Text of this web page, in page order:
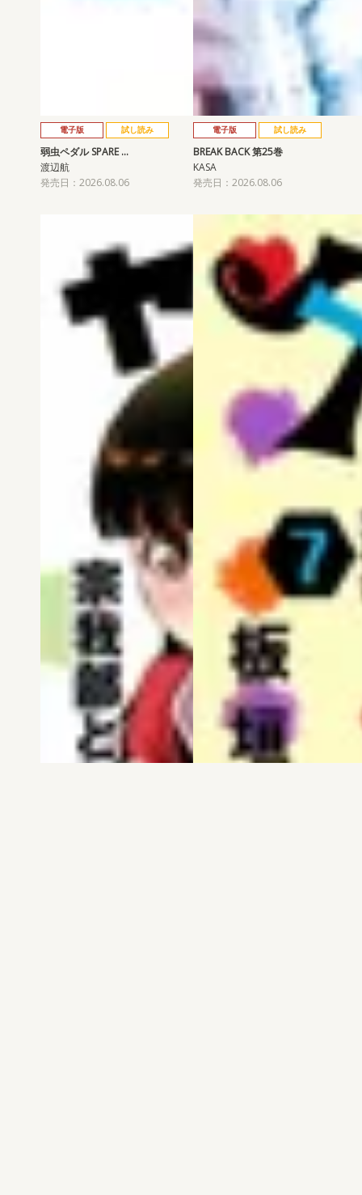
電子版 試し読み
弱虫ペダル SPARE …
渡辺航
発売日：2026.08.06
電子版 試し読み
BREAK BACK 第25巻
KASA
発売日：2026.08.06